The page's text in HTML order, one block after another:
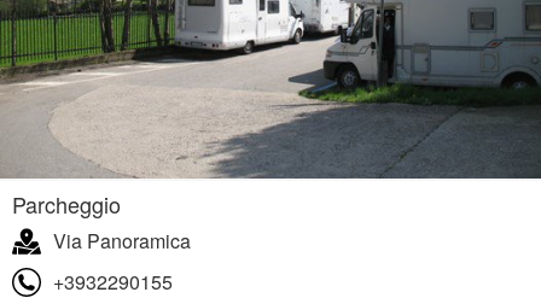
Parcheggio
Via Panoramica
+3932290155